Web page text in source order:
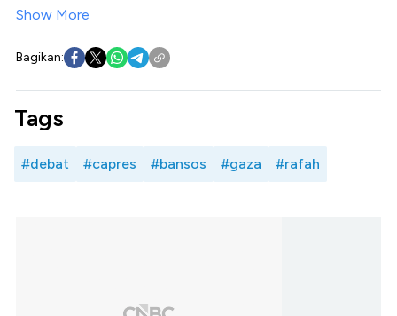
Show More
Bagikan:
Tags
#debat #capres #bansos #gaza #rafah